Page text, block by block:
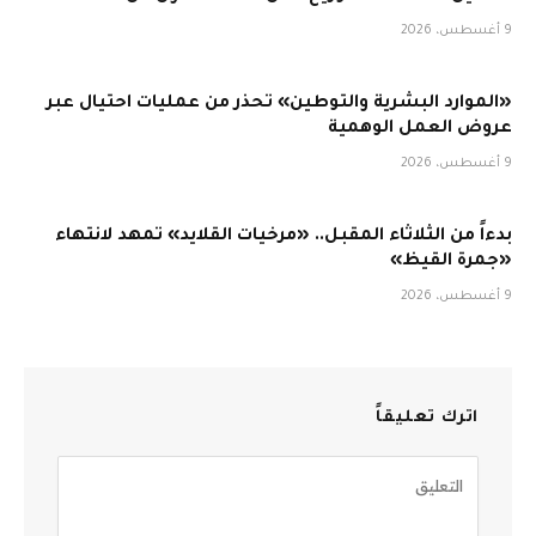
9 أغسطس، 2026
«الموارد البشرية والتوطين» تحذر من عمليات احتيال عبر
عروض العمل الوهمية
9 أغسطس، 2026
بدءاً من الثلاثاء المقبل.. «مرخيات القلايد» تمهد لانتهاء
«جمرة القيظ»
9 أغسطس، 2026
اترك تعليقاً